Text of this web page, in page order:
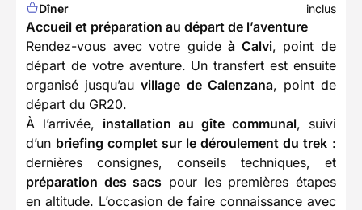
Dîner
inclus
Accueil et préparation au départ de l’aventure
Rendez-vous avec votre guide à Calvi, point de
départ de votre aventure. Un transfert est ensuite
organisé jusqu’auvillage de Calenzana, point de
départ du GR20.
À l’arrivée, installation au gîte communal, suivi
d’un briefing complet sur le déroulement du trek :
dernières consignes, conseils techniques, et
préparation des sacs pour les premières étapes
en altitude. L’occasion de faire connaissance avec